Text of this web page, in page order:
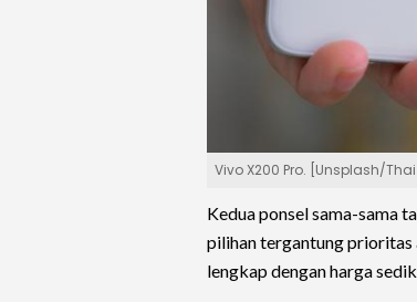
Vivo X200 Pro. [Unsplash/Thai
Kedua ponsel sama-sama
pilihan tergantung
lengkap dengan harga